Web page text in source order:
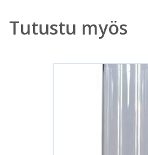
Tutustu myös